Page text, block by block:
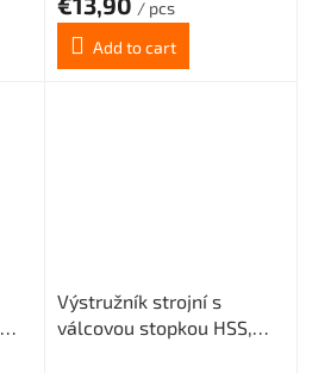
/ pcs
Add to cart
Výstružník strojní s
válcovou stopkou HSS,